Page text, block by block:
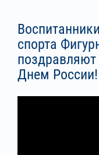
спорта
поздравляют
Днем России!